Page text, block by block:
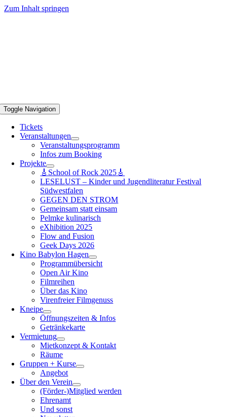
Zum Inhalt springen
Toggle Navigation
Tickets
Veranstaltungen
Veranstaltungsprogramm
Infos zum Booking
Projekte
🎸School of Rock 2025🎸
LESELUST – Kinder und Jugendliteratur Festival
Südwestfalen
GEGEN DEN STROM
Gemeinsam statt einsam
Pelmke kulinarisch
eXhibition 2025
Flow and Fusion
Geek Days 2026
Kino Babylon Hagen
Programmübersicht
Open Air Kino
Filmreihen
Über das Kino
Virenfreier Filmgenuss
Kneipe
Öffnungszeiten & Infos
Getränkekarte
Vermietung
Mietkonzept & Kontakt
Räume
Gruppen + Kurse
Angebot
Über den Verein
(Förder-)Mitglied werden
Ehrenamt
Und sonst